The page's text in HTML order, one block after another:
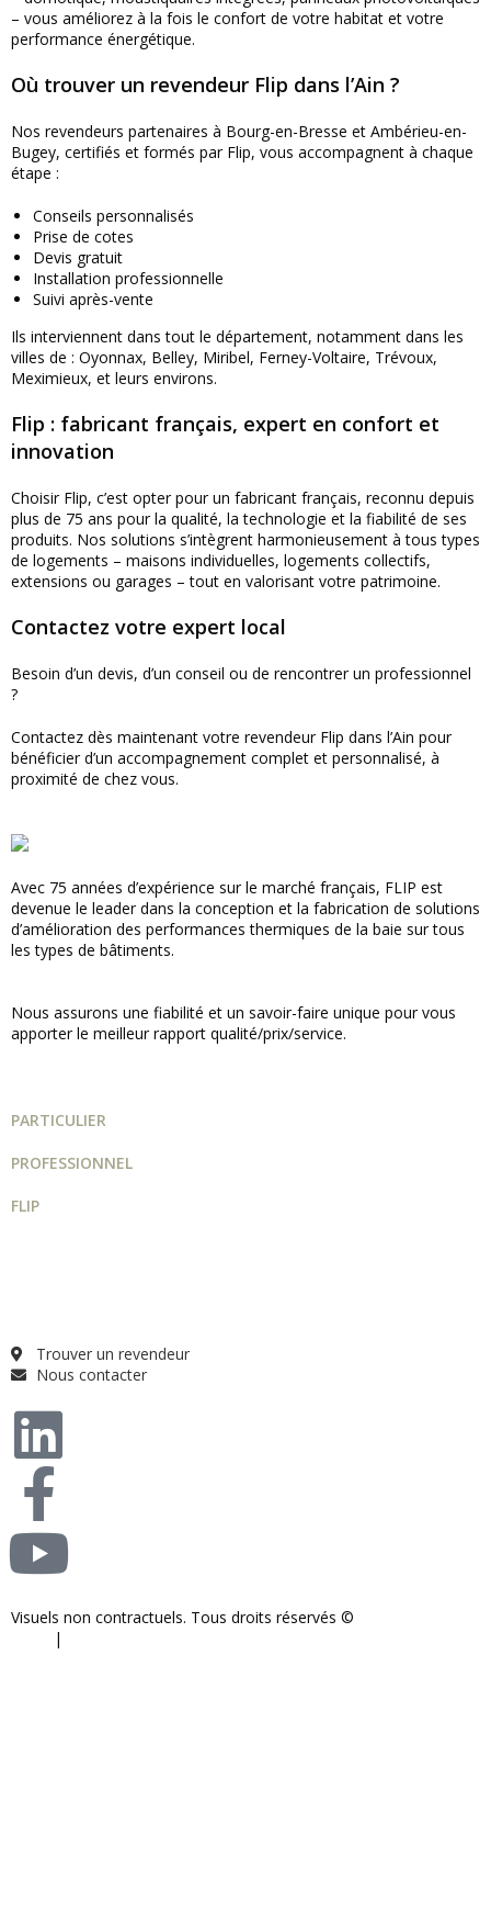
– vous améliorez à la fois le confort de votre habitat et votre
performance énergétique.
Où trouver un revendeur Flip dans l’Ain ?
Nos revendeurs partenaires à Bourg-en-Bresse et Ambérieu-en-
Bugey, certifiés et formés par Flip, vous accompagnent à chaque
étape :
Conseils personnalisés
Prise de cotes
Devis gratuit
Installation professionnelle
Suivi après-vente
Ils interviennent dans tout le département, notamment dans les
villes de : Oyonnax, Belley, Miribel, Ferney-Voltaire, Trévoux,
Meximieux, et leurs environs.
Flip : fabricant français, expert en confort et
innovation
Choisir Flip, c’est opter pour un fabricant français, reconnu depuis
plus de 75 ans pour la qualité, la technologie et la fiabilité de ses
produits. Nos solutions s’intègrent harmonieusement à tous types
de logements – maisons individuelles, logements collectifs,
extensions ou garages – tout en valorisant votre patrimoine.
Contactez votre expert local
Besoin d’un devis, d’un conseil ou de rencontrer un professionnel
?
Contactez dès maintenant votre revendeur Flip dans l’Ain pour
bénéficier d’un accompagnement complet et personnalisé, à
proximité de chez vous.
Avec 75 années d’expérience sur le marché français, FLIP est
devenue le leader dans la conception et la fabrication de solutions
d’amélioration des performances thermiques de la baie sur tous
les types de bâtiments.
Nous assurons une fiabilité et un savoir-faire unique pour vous
apporter le meilleur rapport qualité/prix/service.
PARTICULIER
PROFESSIONNEL
FLIP
Trouver un revendeur
Nous contacter
Visuels non contractuels. Tous droits réservés ©
|